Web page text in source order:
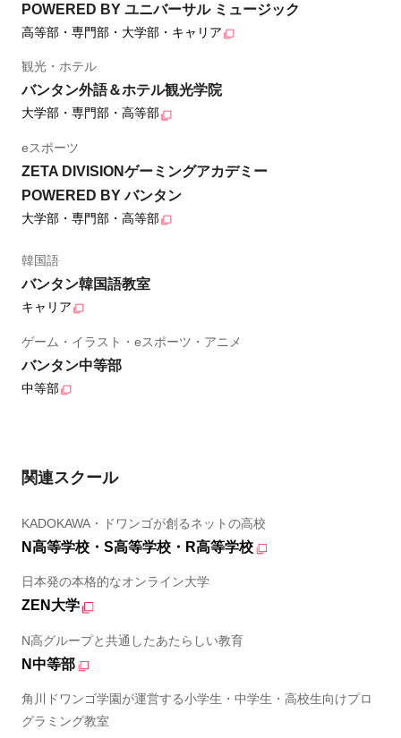
POWERED BY ユニバーサル ミュージック
高等部・専門部・大学部・キャリア
観光・ホテル
バンタン外語＆ホテル観光学院
大学部・専門部・高等部
eスポーツ
ZETA DIVISIONゲーミングアカデミー
POWERED BY バンタン
大学部・専門部・高等部
韓国語
バンタン韓国語教室
キャリア
ゲーム・イラスト・eスポーツ・アニメ
バンタン中等部
中等部
関連スクール
KADOKAWA・ドワンゴが創るネットの高校
N高等学校・S高等学校・R高等学校
日本発の本格的なオンライン大学
ZEN大学
N高グループと共通したあたらしい教育
N中等部
角川ドワンゴ学園が運営する小学生・中学生・高校生向けプロ
グラミング教室